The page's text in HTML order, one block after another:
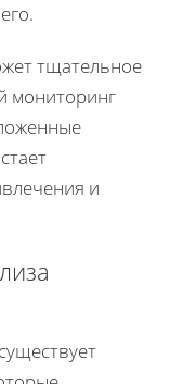
тщательное
мониторинг
и